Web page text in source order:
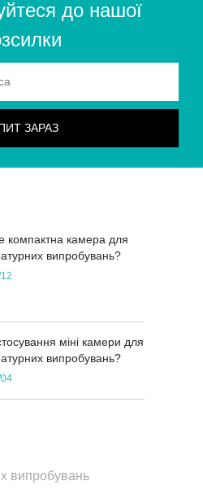
до нашої
компактна камера для
випробувань?
міні камери для
випробувань?
випробувань